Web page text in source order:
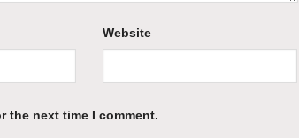
Website
the next time I comment.